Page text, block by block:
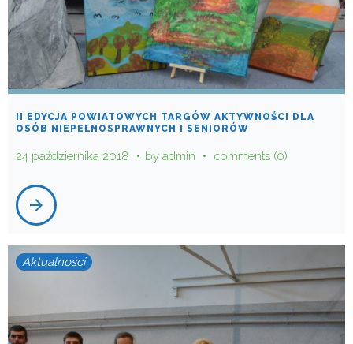
II EDYCJA POWIATOWYCH TARGÓW AKTYWNOŚCI DLA
OSÓB NIEPEŁNOSPRAWNYCH I SENIORÓW
24 października 2018 by admin comments (0)
arrow_forward
Aktualności